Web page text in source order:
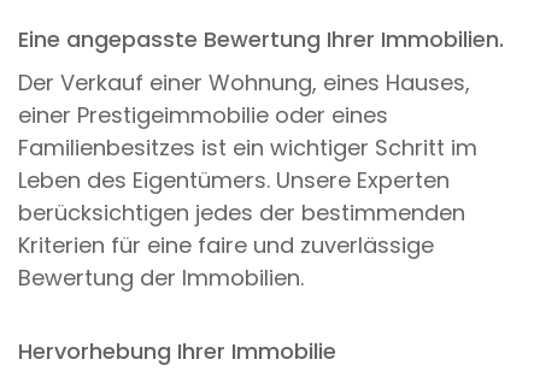
Eine angepasste Bewertung Ihrer Immobilien.
Der Verkauf einer Wohnung, eines Hauses,
einer Prestigeimmobilie oder eines
Familienbesitzes ist ein wichtiger Schritt im
Leben des Eigentümers. Unsere Experten
berücksichtigen jedes der bestimmenden
Kriterien für eine faire und zuverlässige
Bewertung der Immobilien.
Hervorhebung Ihrer Immobilie